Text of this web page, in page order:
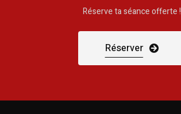
Réserve ta séance offerte !
Réserver